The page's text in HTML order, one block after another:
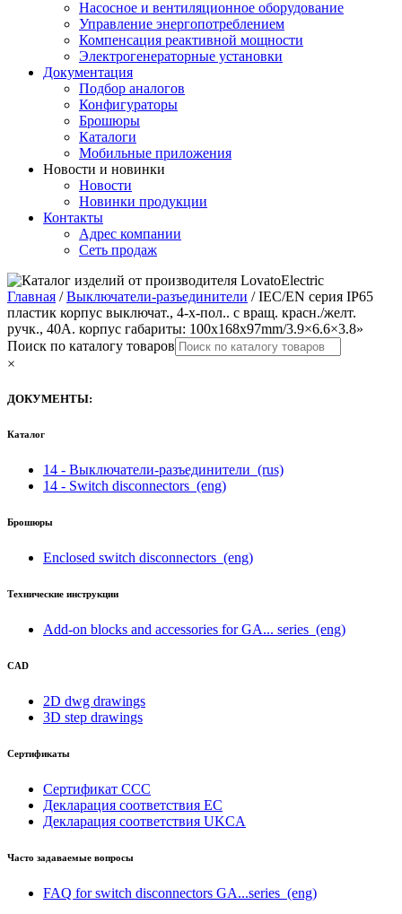
Насосное и вентиляционное оборудование
Управление энергопотреблением
Компенсация реактивной мощности
Электрогенераторные установки
Документация
Подбор аналогов
Конфигураторы
Брошюры
Каталоги
Мобильные приложения
Новости и новинки
Новости
Новинки продукции
Контакты
Адрес компании
Сеть продаж
Главная /Выключатели-разъединители / IEC/EN серия IP65
пластик корпус выключат., 4-х-пол.. с вращ. красн./желт.
ручк., 40A. корпус габариты: 100x168x97mm/3.9×6.6×3.8»
Поиск по каталогу товаров
×
ДОКУМЕНТЫ:
Каталог
14 - Выключатели-разъединители (rus)
14 - Switch disconnectors (eng)
Брошюры
Enclosed switch disconnectors (eng)
Технические инструкции
Add-on blocks and accessories for GA... series (eng)
CAD
2D dwg drawings
3D step drawings
Сертификаты
Сертификат CCC
Декларация соответствия ЕС
Декларация соответствия UKCA
Часто задаваемые вопросы
FAQ for switch disconnectors GA...series (eng)